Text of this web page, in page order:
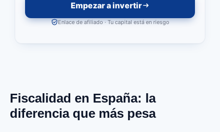
Empezar a invertir
Enlace de afiliado · Tu capital está en riesgo
Fiscalidad en España: la
diferencia que más pesa